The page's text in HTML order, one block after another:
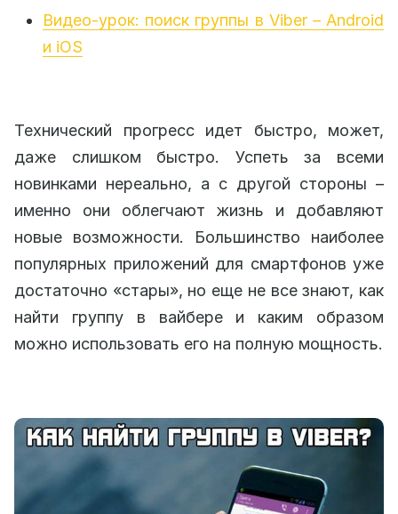
Видео-урок: поиск группы в Viber – Android
и iOS
Технический прогресс идет быстро, может,
даже слишком быстро. Успеть за всеми
новинками нереально, а с другой стороны –
именно они облегчают жизнь и добавляют
новые возможности. Большинство наиболее
популярных приложений для смартфонов уже
достаточно «стары», но еще не все знают, как
найти группу в вайбере и каким образом
можно использовать его на полную мощность.